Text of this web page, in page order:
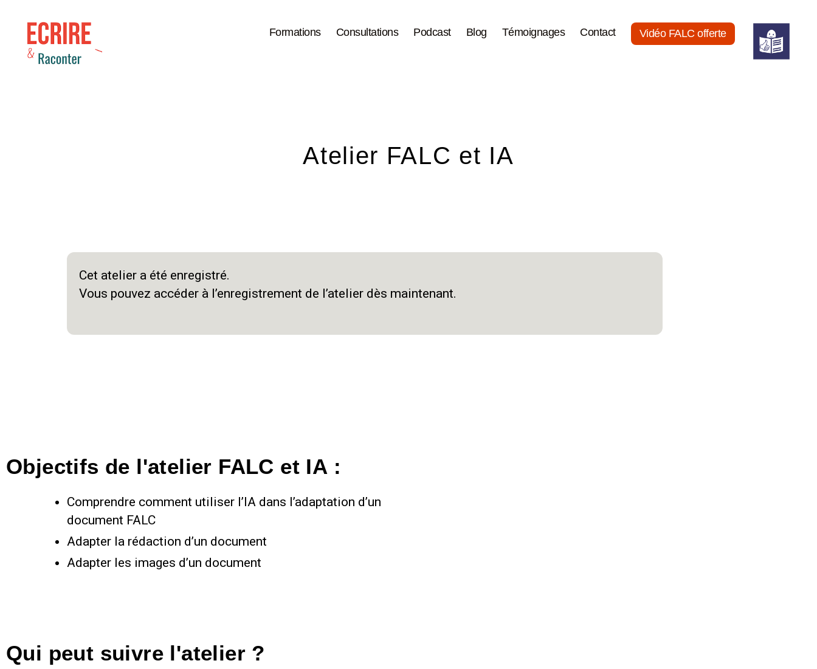
Formations Consultations Podcast Blog Témoignages Contact Vidéo FALC offerte
Atelier FALC et IA
Cet atelier a été enregistré.
Vous pouvez accéder à l’enregistrement de l’atelier dès maintenant.
Objectifs de l'atelier FALC et IA :
Comprendre comment utiliser l’IA dans l’adaptation d’un
document FALC
Adapter la rédaction d’un document
Adapter les images d’un document
Qui peut suivre l'atelier ?